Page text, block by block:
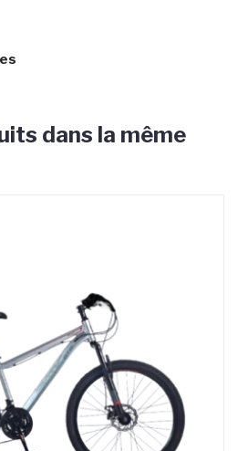
dans la même